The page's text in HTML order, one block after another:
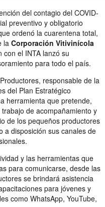
del contagio del COVID-
preventivo y obligatorio
ordenó la cuarentena total,
la Corporación Vitivinícola
con el INTA lanzó su
para todo el país.
responsable de la
del Plan Estratégico
herramienta que pretende,
de acompañamiento y
de los pequeños productores
a disposición sus canales de
y las herramientas que
para comunicarse, desde las
se brindará asistencia
para jóvenes y
como WhatsApp, YouTube,